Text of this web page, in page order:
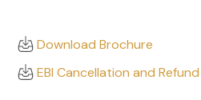
Download Brochure
EBI Cancellation and